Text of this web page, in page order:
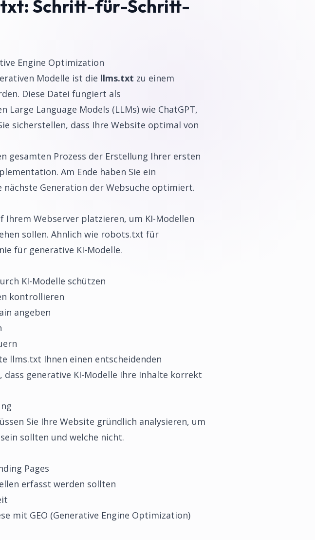
Schritt-für-Schritt-
Engine Optimization
Modelle ist die llms.txt zu einem
Diese Datei fungiert als
Language Models (LLMs) wie ChatGPT,
sicherstellen, dass Ihre Website optimal von
gesamten Prozess der Erstellung Ihrer ersten
Am Ende haben Sie ein
Generation der Websuche optimiert.
Webserver platzieren, um KI-Modellen
sollen. Ähnlich wie robots.txt für
für generative KI-Modelle.
KI-Modelle schützen
kontrollieren
angeben
llms.txt Ihnen einen entscheidenden
generative KI-Modelle Ihre Inhalte korrekt
Sie Ihre Website gründlich analysieren, um
sollten und welche nicht.
Pages
erfasst werden sollten
mit GEO (Generative Engine Optimization)